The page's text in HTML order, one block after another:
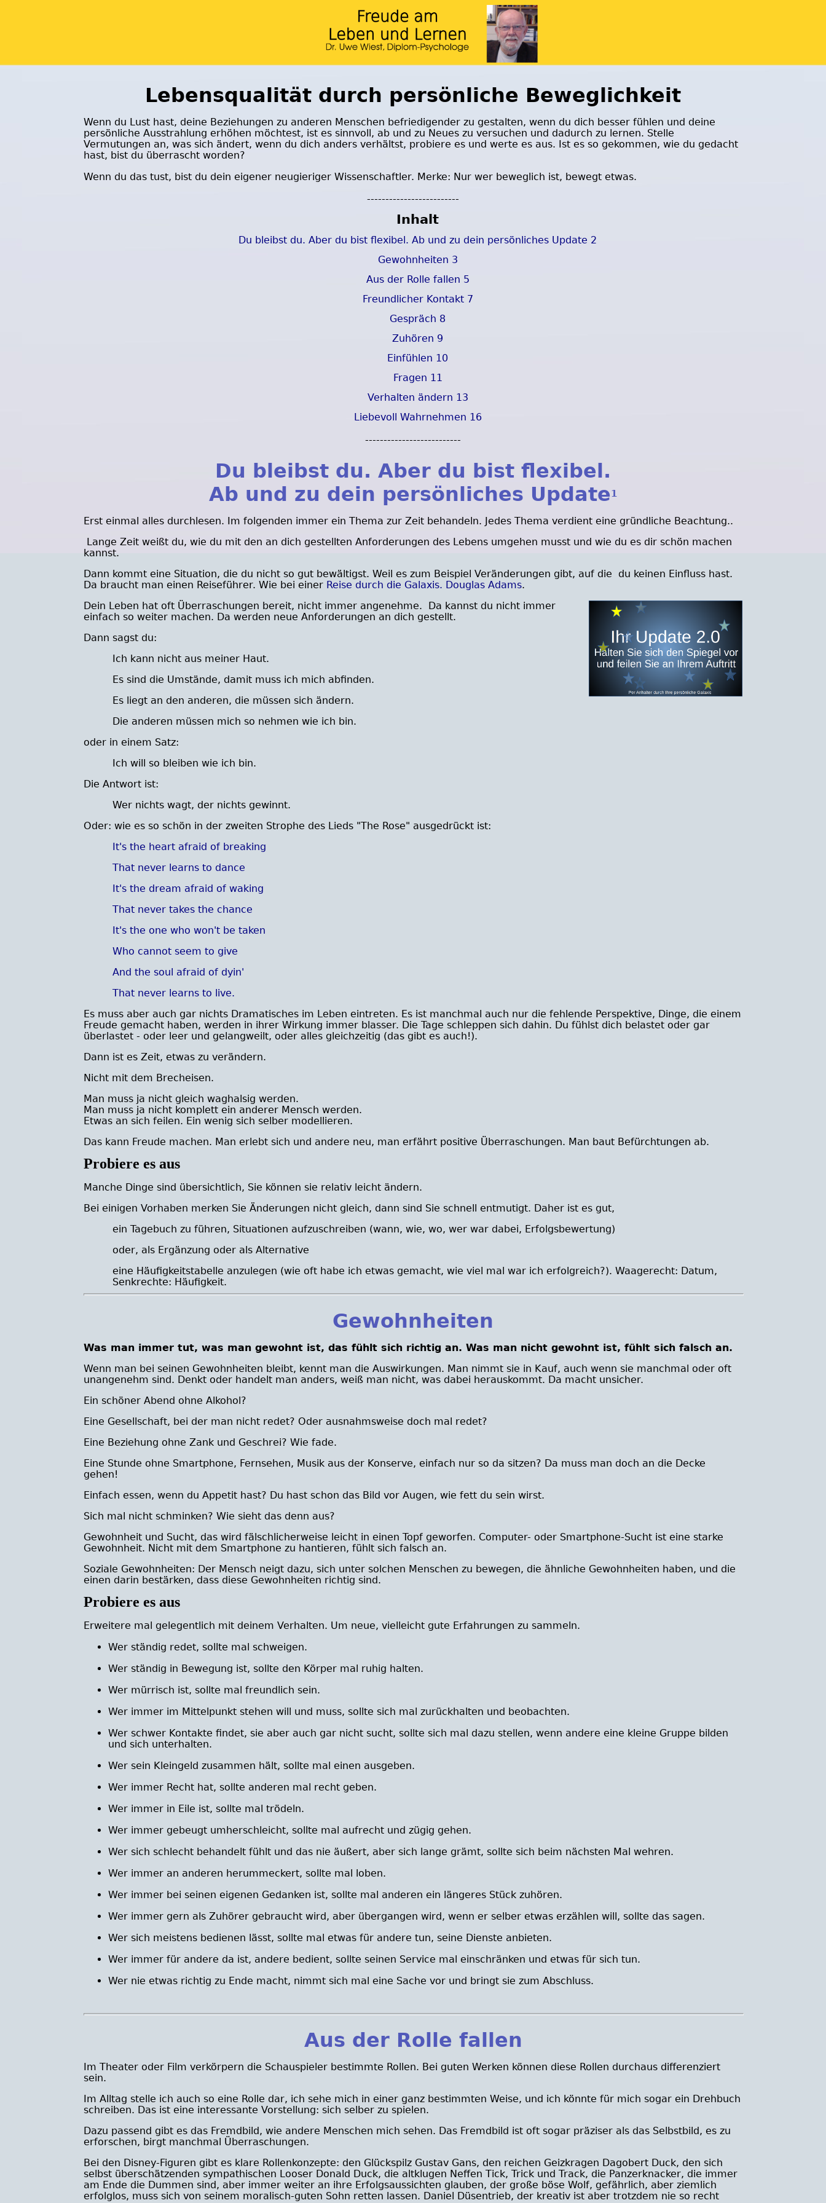
Lebensqualität durch persönliche Beweglichkeit
Wenn du Lust hast, deine Beziehungen zu anderen Menschen befriedigender zu gestalten, wenn du dich besser fühlen und deine
persönliche Ausstrahlung erhöhen möchtest, ist es sinnvoll, ab und zu Neues zu versuchen und dadurch zu lernen. Stelle
Vermutungen an, was sich ändert, wenn du dich anders verhältst, probiere es und werte es aus. Ist es so gekommen, wie du gedacht
hast, bist du überrascht worden?
Wenn du das tust, bist du dein eigener neugieriger Wissenschaftler. Merke: Nur wer beweglich ist, bewegt etwas.
-------------------------
Inhalt
Du bleibst du. Aber du bist flexibel. Ab und zu dein persönliches Update 2
Gewohnheiten 3
Aus der Rolle fallen 5
Freundlicher Kontakt 7
Gespräch 8
Zuhören 9
Einfühlen 10
Fragen 11
Verhalten ändern 13
Liebevoll Wahrnehmen 16
--------------------------
Du bleibst du. Aber du bist flexibel.
Ab und zu dein persönliches Update1
Erst einmal alles durchlesen. Im folgenden immer ein Thema zur Zeit behandeln. Jedes Thema verdient eine gründliche Beachtung..
Lange Zeit weißt du, wie du mit den an dich gestellten Anforderungen des Lebens umgehen musst und wie du es dir schön machen
kannst.
Dann kommt eine Situation, die du nicht so gut bewältigst. Weil es zum Beispiel Veränderungen gibt, auf die du keinen Einfluss hast.
Da braucht man einen Reiseführer. Wie bei einer Reise durch die Galaxis. Douglas Adams.
Dein Leben hat oft Überraschungen bereit, nicht immer angenehme. Da kannst du nicht immer
einfach so weiter machen. Da werden neue Anforderungen an dich gestellt.
Dann sagst du:
Ich kann nicht aus meiner Haut.
Es sind die Umstände, damit muss ich mich abfinden.
Es liegt an den anderen, die müssen sich ändern.
Die anderen müssen mich so nehmen wie ich bin.
oder in einem Satz:
Ich will so bleiben wie ich bin.
Die Antwort ist:
Wer nichts wagt, der nichts gewinnt.
Oder: wie es so schön in der zweiten Strophe des Lieds "The Rose" ausgedrückt ist:
It's the heart afraid of breaking
That never learns to dance
It's the dream afraid of waking
That never takes the chance
It's the one who won't be taken
Who cannot seem to give
And the soul afraid of dyin'
That never learns to live.
Es muss aber auch gar nichts Dramatisches im Leben eintreten. Es ist manchmal auch nur die fehlende Perspektive, Dinge, die einem
Freude gemacht haben, werden in ihrer Wirkung immer blasser. Die Tage schleppen sich dahin. Du fühlst dich belastet oder gar
überlastet - oder leer und gelangweilt, oder alles gleichzeitig (das gibt es auch!).
Dann ist es Zeit, etwas zu verändern.
Nicht mit dem Brecheisen.
Man muss ja nicht gleich waghalsig werden.
Man muss ja nicht komplett ein anderer Mensch werden.
Etwas an sich feilen. Ein wenig sich selber modellieren.
Das kann Freude machen. Man erlebt sich und andere neu, man erfährt positive Überraschungen. Man baut Befürchtungen ab.
Probiere es aus
Manche Dinge sind übersichtlich, Sie können sie relativ leicht ändern.
Bei einigen Vorhaben merken Sie Änderungen nicht gleich, dann sind Sie schnell entmutigt. Daher ist es gut,
ein Tagebuch zu führen, Situationen aufzuschreiben (wann, wie, wo, wer war dabei, Erfolgsbewertung)
oder, als Ergänzung oder als Alternative
eine Häufigkeitstabelle anzulegen (wie oft habe ich etwas gemacht, wie viel mal war ich erfolgreich?). Waagerecht: Datum,
Senkrechte: Häufigkeit.
Gewohnheiten
Was man immer tut, was man gewohnt ist, das fühlt sich richtig an. Was man nicht gewohnt ist, fühlt sich falsch an.
Wenn man bei seinen Gewohnheiten bleibt, kennt man die Auswirkungen. Man nimmt sie in Kauf, auch wenn sie manchmal oder oft
unangenehm sind. Denkt oder handelt man anders, weiß man nicht, was dabei herauskommt. Da macht unsicher.
Ein schöner Abend ohne Alkohol?
Eine Gesellschaft, bei der man nicht redet? Oder ausnahmsweise doch mal redet?
Eine Beziehung ohne Zank und Geschrei? Wie fade.
Eine Stunde ohne Smartphone, Fernsehen, Musik aus der Konserve, einfach nur so da sitzen? Da muss man doch an die Decke
gehen!
Einfach essen, wenn du Appetit hast? Du hast schon das Bild vor Augen, wie fett du sein wirst.
Sich mal nicht schminken? Wie sieht das denn aus?
Gewohnheit und Sucht, das wird fälschlicherweise leicht in einen Topf geworfen. Computer- oder Smartphone-Sucht ist eine starke
Gewohnheit. Nicht mit dem Smartphone zu hantieren, fühlt sich falsch an.
Soziale Gewohnheiten: Der Mensch neigt dazu, sich unter solchen Menschen zu bewegen, die ähnliche Gewohnheiten haben, und die
einen darin bestärken, dass diese Gewohnheiten richtig sind.
Probiere es aus
Erweitere mal gelegentlich mit deinem Verhalten. Um neue, vielleicht gute Erfahrungen zu sammeln.
Wer ständig redet, sollte mal schweigen.
Wer ständig in Bewegung ist, sollte den Körper mal ruhig halten.
Wer mürrisch ist, sollte mal freundlich sein.
Wer immer im Mittelpunkt stehen will und muss, sollte sich mal zurückhalten und beobachten.
Wer schwer Kontakte findet, sie aber auch gar nicht sucht, sollte sich mal dazu stellen, wenn andere eine kleine Gruppe bilden
und sich unterhalten.
Wer sein Kleingeld zusammen hält, sollte mal einen ausgeben.
Wer immer Recht hat, sollte anderen mal recht geben.
Wer immer in Eile ist, sollte mal trödeln.
Wer immer gebeugt umherschleicht, sollte mal aufrecht und zügig gehen.
Wer sich schlecht behandelt fühlt und das nie äußert, aber sich lange grämt, sollte sich beim nächsten Mal wehren.
Wer immer an anderen herummeckert, sollte mal loben.
Wer immer bei seinen eigenen Gedanken ist, sollte mal anderen ein längeres Stück zuhören.
Wer immer gern als Zuhörer gebraucht wird, aber übergangen wird, wenn er selber etwas erzählen will, sollte das sagen.
Wer sich meistens bedienen lässt, sollte mal etwas für andere tun, seine Dienste anbieten.
Wer immer für andere da ist, andere bedient, sollte seinen Service mal einschränken und etwas für sich tun.
Wer nie etwas richtig zu Ende macht, nimmt sich mal eine Sache vor und bringt sie zum Abschluss.
Aus der Rolle fallen
Im Theater oder Film verkörpern die Schauspieler bestimmte Rollen. Bei guten Werken können diese Rollen durchaus differenziert
sein.
Im Alltag stelle ich auch so eine Rolle dar, ich sehe mich in einer ganz bestimmten Weise, und ich könnte für mich sogar ein Drehbuch
schreiben. Das ist eine interessante Vorstellung: sich selber zu spielen.
Dazu passend gibt es das Fremdbild, wie andere Menschen mich sehen. Das Fremdbild ist oft sogar präziser als das Selbstbild, es zu
erforschen, birgt manchmal Überraschungen.
Bei den Disney-Figuren gibt es klare Rollenkonzepte: den Glückspilz Gustav Gans, den reichen Geizkragen Dagobert Duck, den sich
selbst überschätzenden sympathischen Looser Donald Duck, die altklugen Neffen Tick, Trick und Track, die Panzerknacker, die immer
am Ende die Dummen sind, aber immer weiter an ihre Erfolgsaussichten glauben, der große böse Wolf, gefährlich, aber ziemlich
erfolglos, muss sich von seinem moralisch-guten Sohn retten lassen. Daniel Düsentrieb, der kreativ ist aber trotzdem nie so recht